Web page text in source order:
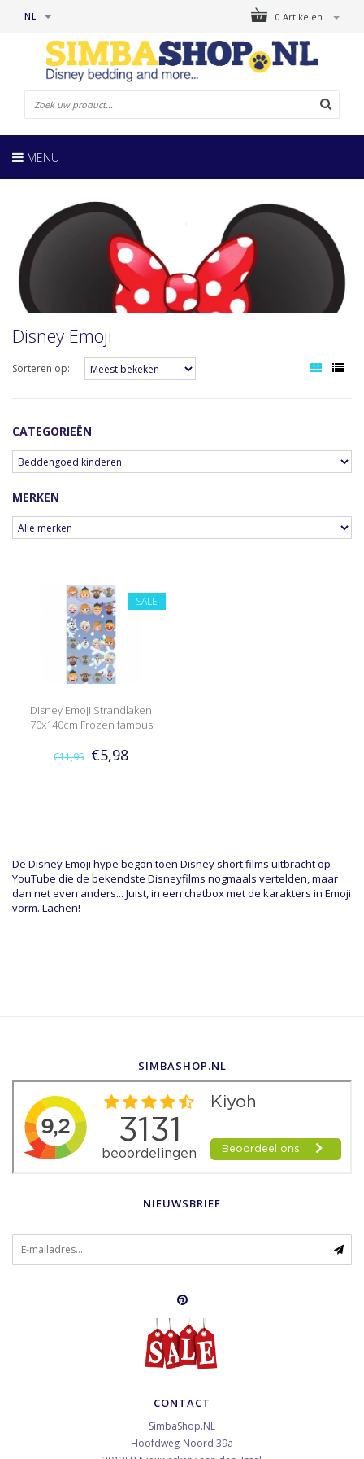
0 Artikelen
NL
MENU
Disney Emoji
Sorteren op:
CATEGORIEËN
MERKEN
SALE
Disney Emoji Strandlaken
70x140cm Frozen famous
€11,95 €5,98
De Disney Emoji hype begon toen Disney short films uitbracht op
YouTube die de bekendste Disneyfilms nogmaals vertelden, maar
dan net even anders... Juist, in een chatbox met de karakters in Emoji
vorm. Lachen!
SIMBASHOP.NL
NIEUWSBRIEF
CONTACT
SimbaShop.NL
Hoofdweg-Noord 39a